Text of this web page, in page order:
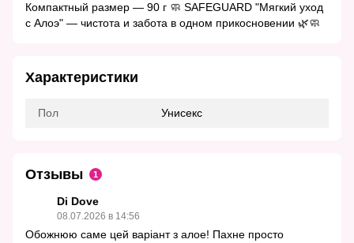
Компактный размер — 90 г 🧼 SAFEGUARD "Мягкий уход
с Алоэ" — чистота и забота в одном прикосновении 🌿🧼
Характеристики
Пол Унисекс
Отзывы 1
Di Dove
08.07.2026 в 14:56
Обожнюю саме цей варіант з алое! Пахне просто